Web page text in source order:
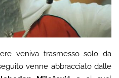
veniva trasmesso solo da
venne abbracciato dalle